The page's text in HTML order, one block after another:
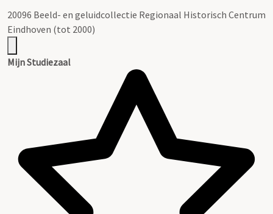
20096 Beeld- en geluidcollectie Regionaal Historisch Centrum
Eindhoven (tot 2000)
Mijn Studiezaal